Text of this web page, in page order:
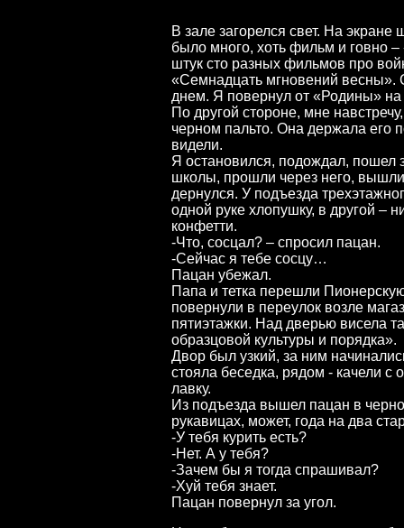
В зале загорелся свет. На
было много, хоть фильм и говно
штук сто разных фильмов про
«Семнадцать мгновений весны».
днем. Я повернул от «Родины»
По другой стороне, мне
черном пальто. Она держала его
видели.
Я остановился, подождал, пошел
школы, прошли через него,
дернулся. У подъезда
одной руке хлопушку, в другой –
конфетти.
-Что, сосцал? – спросил пацан.
-Сейчас я тебе сосцу…
Пацан убежал.
Папа и тетка перешли
повернули в переулок возле
пятиэтажки. Над дверью висела
образцовой культуры и порядка».
Двор был узкий, за ним
стояла беседка, рядом - качели с
лавку.
Из подъезда вышел пацан в
рукавицах, может, года на два
-У тебя курить есть?
-Нет. А у тебя?
-Зачем бы я тогда спрашивал?
-Хуй тебя знает.
Пацан повернул за угол.